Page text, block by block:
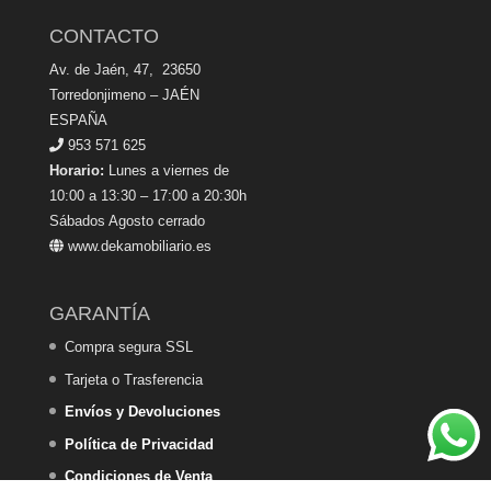
CONTACTO
Av. de Jaén, 47, 23650
Torredonjimeno – JAÉN
ESPAÑA
953 571 625
Horario: Lunes a viernes de
10:00 a 13:30 – 17:00 a 20:30h
Sábados Agosto cerrado
www.dekamobiliario.es
GARANTÍA
Compra segura SSL
Tarjeta o Trasferencia
Envíos y Devoluciones
Política de Privacidad
Condiciones de Venta